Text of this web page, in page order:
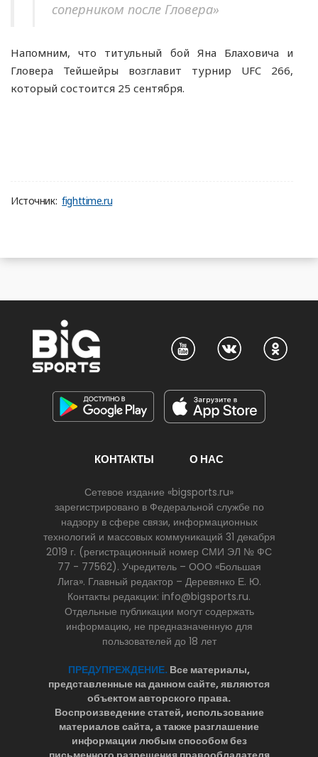
соперником после Гловера»
Напомним, что титульный бой Яна Блаховича и
Гловера Тейшейры возглавит турнир UFC 266,
который состоится 25 сентября.
Источник: fighttime.ru
КОНТАКТЫ О НАС
Сетевое издание «bigsports.ru»
зарегистрировано в Федеральной службе по
надзору в сфере связи, информационных
технологий и массовых коммуникаций 31 декабря
2019 г. (регистрационный номер СМИ ЭЛ № ФС
77 - 77562). Учредитель – ООО «Большая
Лига». Главный редактор – Деревянко Е. Ю.
Контакты редакции: info@bigsports.ru.
Отдельные публикации могут содержать
информацию, не предназначенную для
пользователей до 18 лет
ПРЕДУПРЕЖДЕНИЕ. Все материалы,
представленные на данном сайте, являются
объектом авторского права.
Воспроизведение статей, использование
материалов сайта, а также разглашение
информации любым способом без